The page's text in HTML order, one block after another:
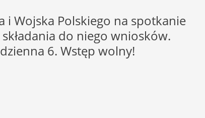
i Wojska Polskiego na spotkanie
do niego wniosków.
6. Wstęp wolny!